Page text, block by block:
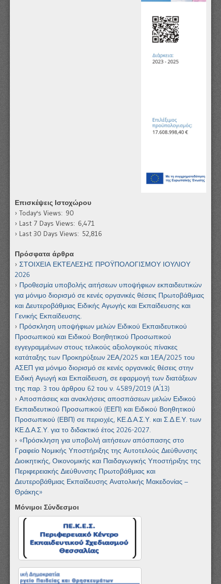
Επισκέψεις Ιστοχώρου
Today's Views: 90
Last 7 Days Views: 6,471
Last 30 Days Views: 52,816
Πρόσφατα άρθρα
ΣΤΟΙΧΕΙΑ ΕΚΤΕΛΕΣΗΣ ΠΡΟΫΠΟΛΟΓΙΣΜΟΥ ΙΟΥΛΙΟΥ
2026
Προθεσμία υποβολής αιτήσεων υποψήφιων εκπαιδευτικών
για μόνιμο διορισμό σε κενές οργανικές θέσεις Πρωτοβάθμιας
και Δευτεροβάθμιας Ειδικής Αγωγής και Εκπαίδευσης και
Γενικής Εκπαίδευσης.
Πρόσκληση υποψήφιων μελών Ειδικού Εκπαιδευτικού
Προσωπικού και Ειδικού Βοηθητικού Προσωπικού
εγγεγραμμένων στους τελικούς αξιολογικούς πίνακες
κατάταξης των Προκηρύξεων 2ΕΑ/2025 και 1ΕΑ/2025 του
ΑΣΕΠ για μόνιμο διορισμό σε κενές οργανικές θέσεις στην
Ειδική Αγωγή και Εκπαίδευση, σε εφαρμογή των διατάξεων
της παρ. 3 του άρθρου 62 του ν. 4589/2019 (Α ́13)
Αποσπάσεις και ανακλήσεις αποσπάσεων μελών Ειδικού
Εκπαιδευτικού Προσωπικού (ΕΕΠ) και Ειδικού Βοηθητικού
Προσωπικού (ΕΒΠ) σε περιοχές, ΚΕ.Δ.Α.Σ.Υ. και Σ.Δ.Ε.Υ. των
ΚΕ.Δ.Α.Σ.Υ. για το διδακτικό έτος 2026-2027.
«Πρόσκληση για υποβολή αιτήσεων απόσπασης στο
Γραφείο Νομικής Υποστήριξης της Αυτοτελούς Διεύθυνσης
Διοικητικής, Οικονομικής και Παιδαγωγικής Υποστήριξης της
Περιφερειακής Διεύθυνσης Πρωτοβάθμιας και
Δευτεροβάθμιας Εκπαίδευσης Ανατολικής Μακεδονίας –
Θράκης»
Μόνιμοι Σύνδεσμοι